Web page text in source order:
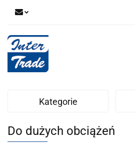
Kategorie
Do dużych obciążeń